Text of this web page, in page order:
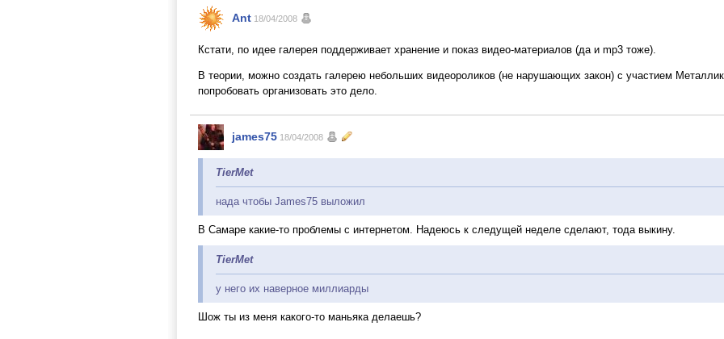
Ant 18/04/2008
Кстати, по идее галерея поддерживает хранение и показ видео-материалов (да и mp3 тоже).
В теории, можно создать галерею небольших видеороликов (не нарушающих закон) с участием
попробовать организовать это дело.
james75 18/04/2008
TierMet
нада чтобы James75 выложил
В Самаре какие-то проблемы с интернетом. Надеюсь к следущей неделе сделают, тода выкину.
TierMet
у него их наверное миллиарды
Шож ты из меня какого-то маньяка делаешь?